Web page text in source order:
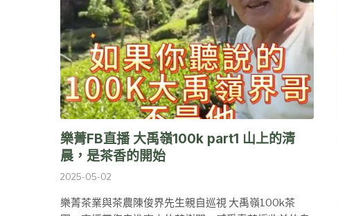
樂菁FB直播 大禹嶺100k part1 山上的清
晨，是茶香的開始
2025-05-02
樂菁茶業與茶農陳俊界先生親自巡視 大禹嶺100k茶